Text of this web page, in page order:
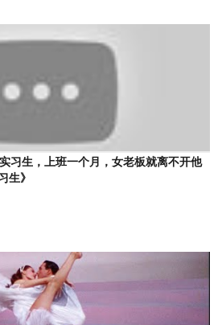
习生，上班一个月，女老板就离不开他
生》